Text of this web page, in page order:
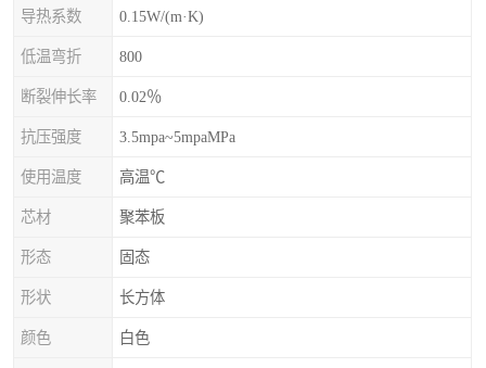
导热系数 0.15W/(m·K)
低温弯折 800
断裂伸长率 0.02％
抗压强度 3.5mpa~5mpaMPa
使用温度 高温℃
芯材 聚苯板
形态 固态
形状 长方体
颜色 白色